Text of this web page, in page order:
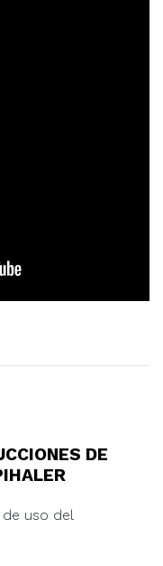
DE
uso del